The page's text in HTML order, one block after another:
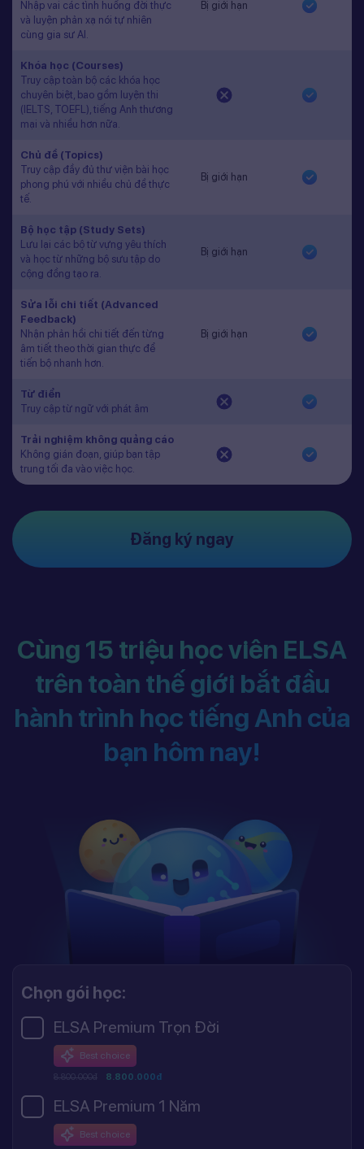
Nhập vai các tình huống đời thực
và luyện phản xạ nói tự nhiên
cùng gia sư AI.
Bị giới hạn
Khóa học (Courses)
Truy cập toàn bộ các khóa học
chuyên biệt, bao gồm luyện thi
(IELTS, TOEFL), tiếng Anh thương
mại và nhiều hơn nữa.
Chủ đề (Topics)
Truy cập đầy đủ thư viện bài học
phong phú với nhiều chủ đề thực
tế.
Bị giới hạn
Bộ học tập (Study Sets)
Lưu lại các bộ từ vựng yêu thích
và học từ những bộ sưu tập do
cộng đồng tạo ra.
Bị giới hạn
Sửa lỗi chi tiết (Advanced
Feedback)
Nhận phản hồi chi tiết đến từng
âm tiết theo thời gian thực để
tiến bộ nhanh hơn.
Bị giới hạn
Từ điển
Truy cập từ ngữ với phát âm
Trải nghiệm không quảng cáo
Không gián đoạn, giúp bạn tập
trung tối đa vào việc học.
Đăng ký ngay
Cùng 15 triệu học viên ELSA
trên toàn thế giới bắt đầu
hành trình học tiếng Anh của
bạn hôm nay!
Chọn gói học:
ELSA Premium Trọn Đời
Best choice
8.800.000đ 8.800.000đ
ELSA Premium 1 Năm
Best choice